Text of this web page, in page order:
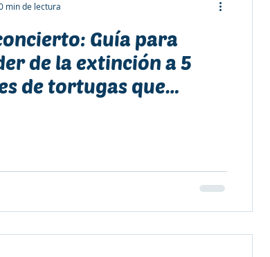
Guía para
de la extinción a 5
de tortugas que
min de lectura